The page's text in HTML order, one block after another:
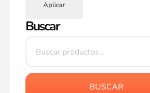
Aplicar
Buscar
BUSCAR